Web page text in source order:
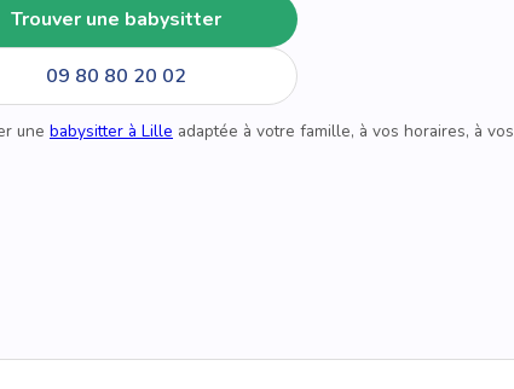
Trouver une babysitter
09 80 80 20 02
une babysitter à Lille adaptée à votre famille, à vos horaires, à vos